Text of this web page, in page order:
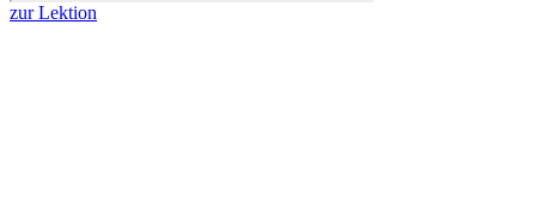
zur Lektion